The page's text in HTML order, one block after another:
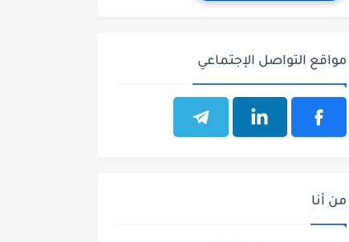
مواقع التواصل الإجتماعي
من أنا